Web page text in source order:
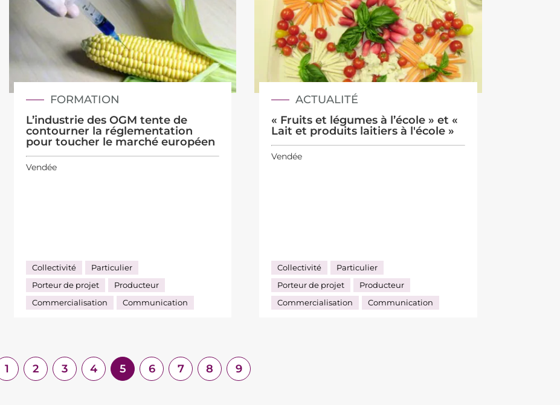
FORMATION
L’industrie des OGM tente de
contourner la réglementation
pour toucher le marché européen
Vendée
Collectivité
Particulier
Porteur de projet
Producteur
Commercialisation
Communication
ACTUALITÉ
« Fruits et légumes à l’école » et «
Lait et produits laitiers à l'école »
Vendée
Collectivité
Particulier
Porteur de projet
Producteur
Commercialisation
Communication
1 2 3 4 5 6 7 8 9